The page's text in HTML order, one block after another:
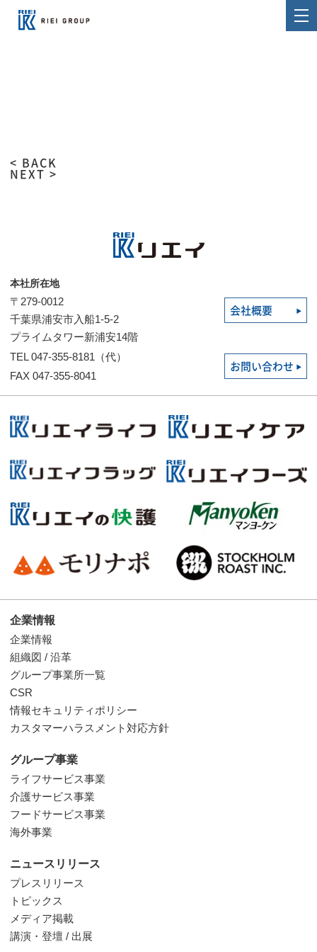
< BACK
NEXT >
本社所在地
〒279-0012
千葉県浦安市入船1-5-2
プライムタワー新浦安14階
会社概要
TEL 047-355-8181（代）
FAX 047-355-8041
お問い合わせ
企業情報
企業情報
組織図 / 沿革
グループ事業所一覧
CSR
情報セキュリティポリシー
カスタマーハラスメント対応方針
グループ事業
ライフサービス事業
介護サービス事業
フードサービス事業
海外事業
ニュースリリース
プレスリリース
トピックス
メディア掲載
講演・登壇 / 出展